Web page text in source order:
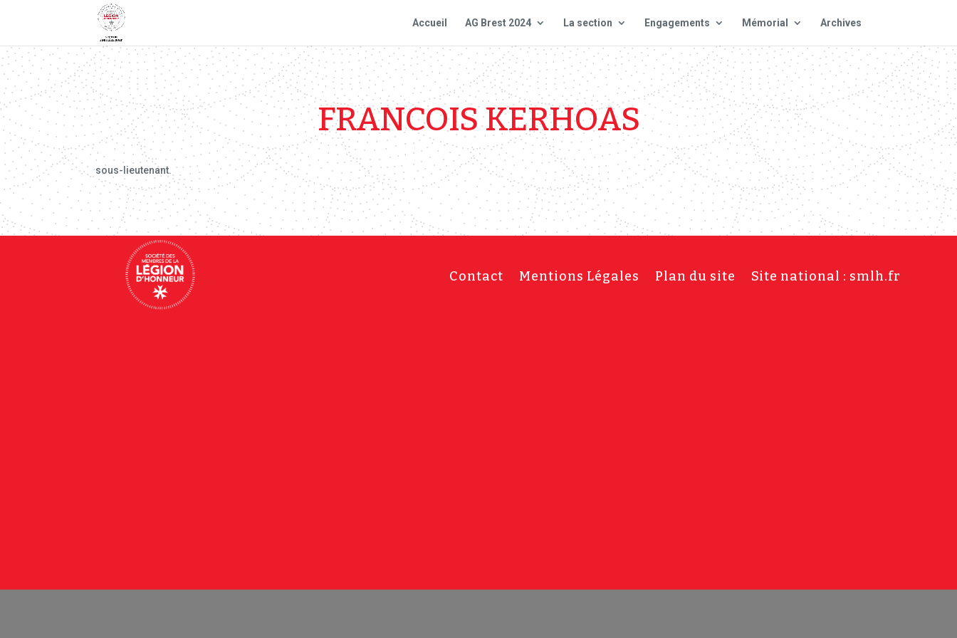
Accueil AG Brest 2024 La section Engagements Mémorial Archives
FRANCOIS KERHOAS
sous-lieutenant.
Contact Mentions Légales Plan du site Site national : smlh.fr